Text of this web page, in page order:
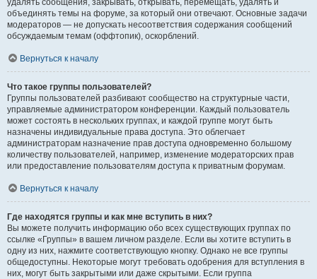
удалять сообщения, закрывать, открывать, перемещать, удалять и
объединять темы на форуме, за который они отвечают. Основные задачи
модераторов — не допускать несоответствия содержания сообщений
обсуждаемым темам (оффтопик), оскорблений.
Вернуться к началу
Что такое группы пользователей?
Группы пользователей разбивают сообщество на структурные части,
управляемые администратором конференции. Каждый пользователь
может состоять в нескольких группах, и каждой группе могут быть
назначены индивидуальные права доступа. Это облегчает
администраторам назначение прав доступа одновременно большому
количеству пользователей, например, изменение модераторских прав
или предоставление пользователям доступа к приватным форумам.
Вернуться к началу
Где находятся группы и как мне вступить в них?
Вы можете получить информацию обо всех существующих группах по
ссылке «Группы» в вашем личном разделе. Если вы хотите вступить в
одну из них, нажмите соответствующую кнопку. Однако не все группы
общедоступны. Некоторые могут требовать одобрения для вступления в
них, могут быть закрытыми или даже скрытыми. Если группа